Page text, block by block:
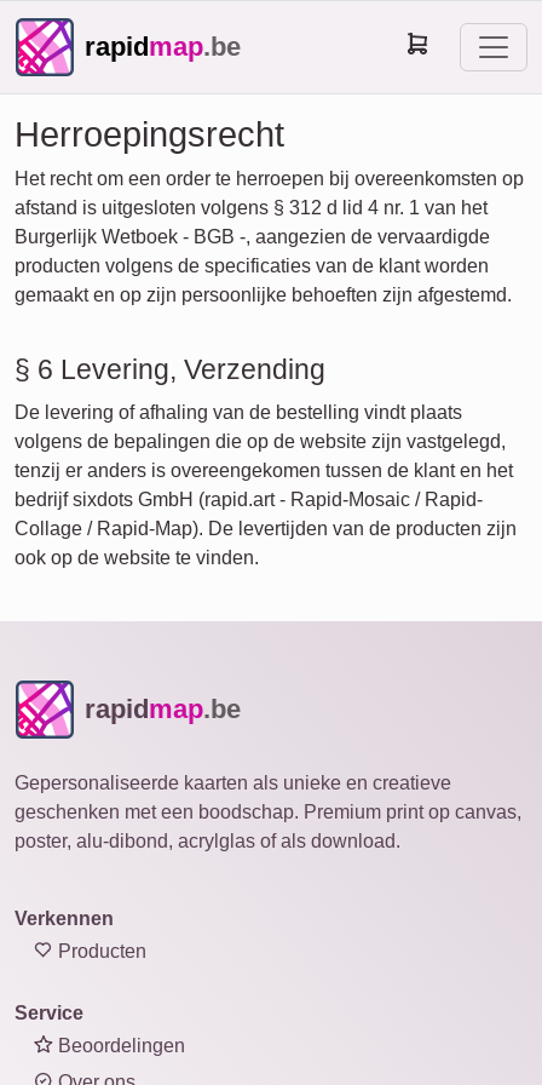
rapidmap.be
Herroepingsrecht
Het recht om een order te herroepen bij overeenkomsten op
afstand is uitgesloten volgens § 312 d lid 4 nr. 1 van het
Burgerlijk Wetboek - BGB -, aangezien de vervaardigde
producten volgens de specificaties van de klant worden
gemaakt en op zijn persoonlijke behoeften zijn afgestemd.
§ 6 Levering, Verzending
De levering of afhaling van de bestelling vindt plaats
volgens de bepalingen die op de website zijn vastgelegd,
tenzij er anders is overeengekomen tussen de klant en het
bedrijf sixdots GmbH (rapid.art - Rapid-Mosaic / Rapid-
Collage / Rapid-Map). De levertijden van de producten zijn
ook op de website te vinden.
rapidmap.be
Gepersonaliseerde kaarten als unieke en creatieve
geschenken met een boodschap. Premium print op canvas,
poster, alu-dibond, acrylglas of als download.
Verkennen
Producten
Service
Beoordelingen